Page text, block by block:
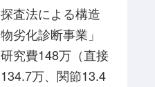
探査法による構造
物劣化診断事業」
研究費148万（直接
134.7万、関節13.4